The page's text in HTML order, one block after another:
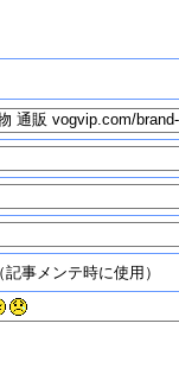
記事メンテ時に使用）